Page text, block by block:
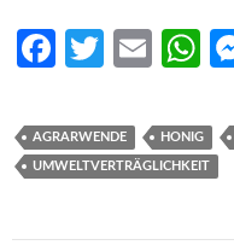
Fa
b
o
T
itt
er
E
ail at
s
AGRARWENDE HONIG
UMWELTVERTRÄGLICHKEIT